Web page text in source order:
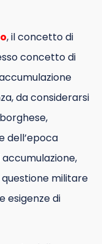
, il concetto di
concetto di
da considerarsi
dell’epoca
militare
esigenze di